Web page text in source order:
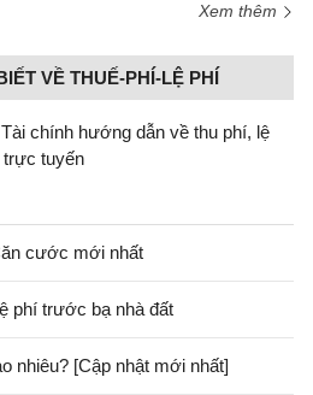
Xem thêm
VỀ THUẾ-PHÍ-LỆ PHÍ
chính hướng dẫn về thu phí, lệ
trực tuyến
cước mới nhất
phí trước bạ nhà đất
nhiêu? [Cập nhật mới nhất]